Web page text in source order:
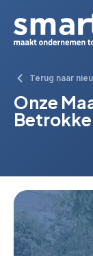
Terug naar
Onze